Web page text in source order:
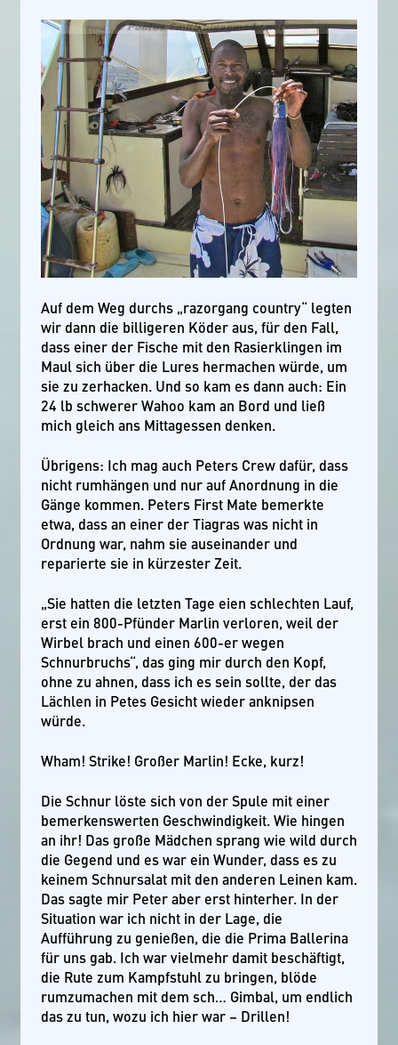
Auf dem Weg durchs „razorgang country“ legten
wir dann die billigeren Köder aus, für den Fall,
dass einer der Fische mit den Rasierklingen im
Maul sich über die Lures hermachen würde, um
sie zu zerhacken. Und so kam es dann auch: Ein
24 lb schwerer Wahoo kam an Bord und ließ
mich gleich ans Mittagessen denken.
Übrigens: Ich mag auch Peters Crew dafür, dass
nicht rumhängen und nur auf Anordnung in die
Gänge kommen. Peters First Mate bemerkte
etwa, dass an einer der Tiagras was nicht in
Ordnung war, nahm sie auseinander und
reparierte sie in kürzester Zeit.
„Sie hatten die letzten Tage eien schlechten Lauf,
erst ein 800-Pfünder Marlin verloren, weil der
Wirbel brach und einen 600-er wegen
Schnurbruchs“, das ging mir durch den Kopf,
ohne zu ahnen, dass ich es sein sollte, der das
Lächlen in Petes Gesicht wieder anknipsen
würde.
Wham! Strike! Großer Marlin! Ecke, kurz!
Die Schnur löste sich von der Spule mit einer
bemerkenswerten Geschwindigkeit. Wie hingen
an ihr! Das große Mädchen sprang wie wild durch
die Gegend und es war ein Wunder, dass es zu
keinem Schnursalat mit den anderen Leinen kam.
Das sagte mir Peter aber erst hinterher. In der
Situation war ich nicht in der Lage, die
Aufführung zu genießen, die die Prima Ballerina
für uns gab. Ich war vielmehr damit beschäftigt,
die Rute zum Kampfstuhl zu bringen, blöde
rumzumachen mit dem sch… Gimbal, um endlich
das zu tun, wozu ich hier war – Drillen!